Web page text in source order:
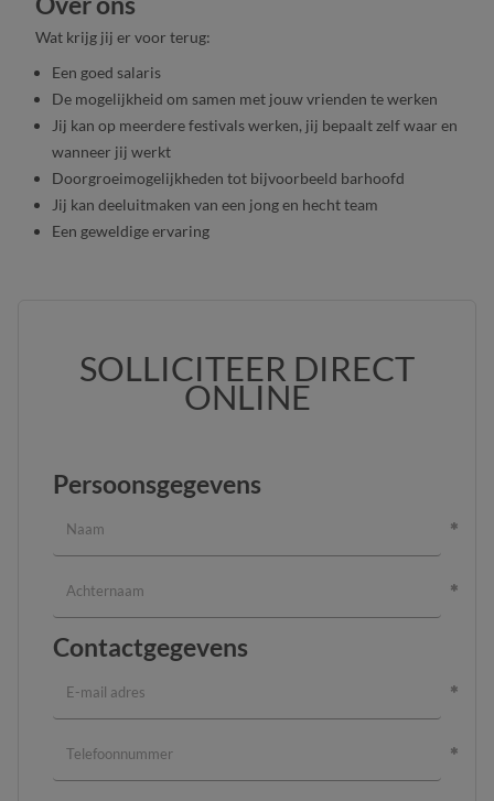
Wat krijg jij er voor terug:
Een goed salaris
De mogelijkheid om samen met jouw vrienden te werken
Jij kan op meerdere festivals werken, jij bepaalt zelf waar en
wanneer jij werkt
Doorgroeimogelijkheden tot bijvoorbeeld barhoofd
Jij kan deeluitmaken van een jong en hecht team
Een geweldige ervaring
SOLLICITEER DIRECT
ONLINE
Persoonsgegevens
Contactgegevens